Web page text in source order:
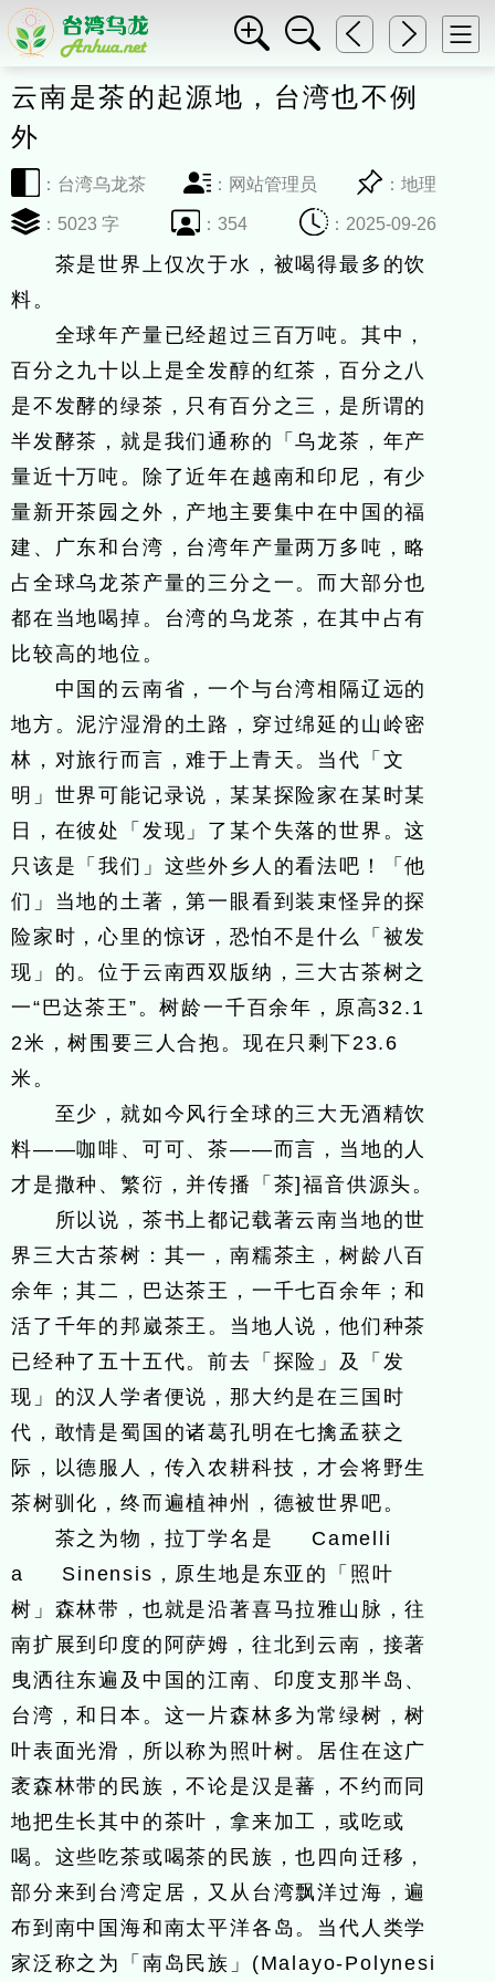
云南是茶的起源地，台湾也不例
外
：台湾乌龙茶 ：网站管理员 ：地理
：5023 字 ：354 ： 2025-09-26
茶是世界上仅次于水，被喝得最多的饮
料。
全球年产量已经超过三百万吨。其中，
百分之九十以上是全发醇的红茶，百分之八
是不发酵的绿茶，只有百分之三，是所谓的
半发酵茶，就是我们通称的「乌龙茶，年产
量近十万吨。除了近年在越南和印尼，有少
量新开茶园之外，产地主要集中在中国的福
建、广东和台湾，台湾年产量两万多吨，略
占全球乌龙茶产量的三分之一。而大部分也
都在当地喝掉。台湾的乌龙茶，在其中占有
比较高的地位。
中国的云南省，一个与台湾相隔辽远的
地方。泥泞湿滑的土路，穿过绵延的山岭密
林，对旅行而言，难于上青天。当代「文
明」世界可能记录说，某某探险家在某时某
日，在彼处「发现」了某个失落的世界。这
只该是「我们」这些外乡人的看法吧！「他
们」当地的土著，第一眼看到装束怪异的探
险家时，心里的惊讶，恐怕不是什么「被发
现」的。位于云南西双版纳，三大古茶树之
一“巴达茶王”。树龄一千百余年，原高32.1
2米，树围要三人合抱。现在只剩下23.6
米。
至少，就如今风行全球的三大无酒精饮
料——咖啡、可可、茶——而言，当地的人
才是撒种、繁衍，并传播「茶]福音供源头。
所以说，茶书上都记载著云南当地的世
界三大古茶树：其一，南糯茶主，树龄八百
余年；其二，巴达茶王，一千七百余年；和
活了千年的邦崴茶王。当地人说，他们种茶
已经种了五十五代。前去「探险」及「发
现」的汉人学者便说，那大约是在三国时
代，敢情是蜀国的诸葛孔明在七擒孟获之
际，以德服人，传入农耕科技，才会将野生
茶树驯化，终而遍植神州，德被世界吧。
茶之为物，拉丁学名是 Camelli
a Sinensis，原生地是东亚的「照叶
树」森林带，也就是沿著喜马拉雅山脉，往
南扩展到印度的阿萨姆，往北到云南，接著
曳洒往东遍及中国的江南、印度支那半岛、
台湾，和日本。这一片森林多为常绿树，树
叶表面光滑，所以称为照叶树。居住在这广
袤森林带的民族，不论是汉是蕃，不约而同
地把生长其中的茶叶，拿来加工，或吃或
喝。这些吃茶或喝茶的民族，也四向迁移，
部分来到台湾定居，又从台湾飘洋过海，遍
布到南中国海和南太平洋各岛。当代人类学
家泛称之为「南岛民族」(Malayo-Polynesi